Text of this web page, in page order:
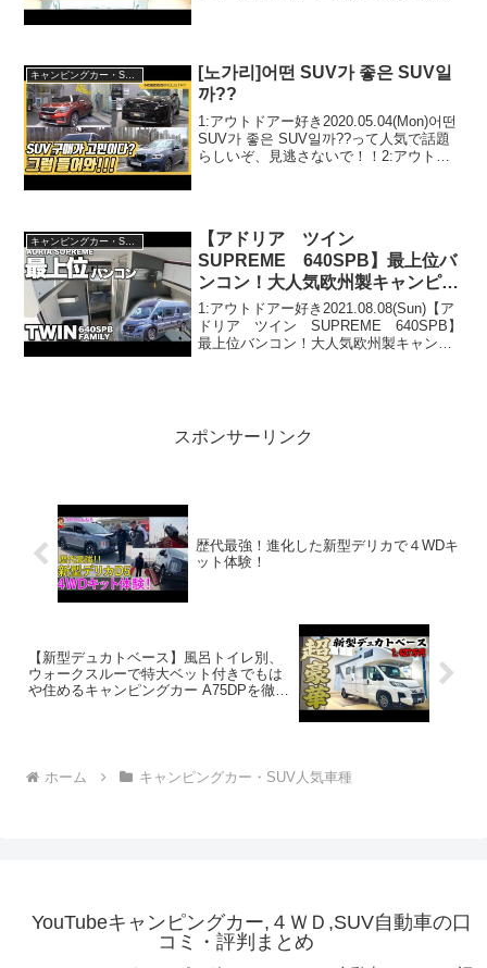
キャンピングカー・SUV人気車種
[노가리]어떤 SUV가 좋은 SUV일
까??
1:アウトドアー好き2020.05.04(Mon)어떤
SUV가 좋은 SUV일까??って人気で話題
らしいぞ、見逃さないで！！2:アウトド
【アドリア ツイン
SUPREME 640SPB】最上位バ
ンコン！大人気欧州製キャンピン
グカー！【ファミリー向けキャン
パー】
1:アウトドアー好き2021.08.08(Sun)【ア
ドリア ツイン SUPREME 640SPB】
最上位バンコン！大人気欧州製キャンピ
スポンサーリンク
歴代最強！進化した新型デリカで４WDキ
ット体験！
【新型デュカトベース】風呂トイレ別、
ウォークスルーで特大ベット付きでもは
や住めるキャンピングカー A75DPを徹底
ホーム キャンピングカー・SUV人気車種
YouTubeキャンピングカー,４ＷＤ,SUV自動車の口
コミ・評判まとめ